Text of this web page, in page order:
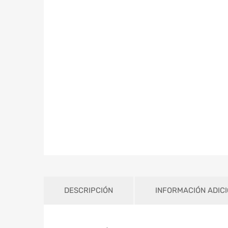
DESCRIPCIÓN INFORMACIÓN